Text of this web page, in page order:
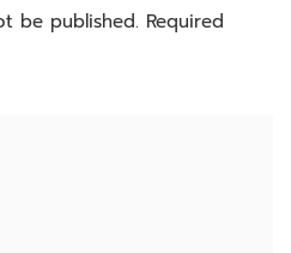
be published. Required